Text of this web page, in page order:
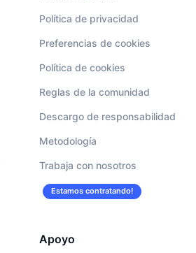
Política de privacidad
Preferencias de cookies
Política de cookies
Reglas de la comunidad
Descargo de responsabilidad
Metodología
Trabaja con nosotros
Estamos contratando!
Apoyo